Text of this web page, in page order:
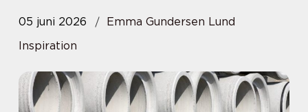
05 juni 2026
Emma Gundersen Lund
Inspiration